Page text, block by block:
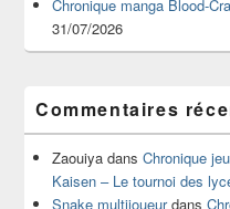
Chronique manga Blood-
31/07/2026
Commentaires
Zaouiya dans Chronique
Kaisen – Le tournoi des
Snake multijoueurdans